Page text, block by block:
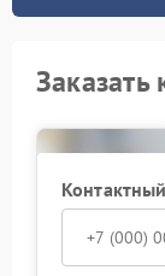
Заказать